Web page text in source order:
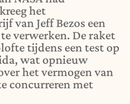
het
van Jeff Bezos een
verwerken. De raket
tijdens een test op
wat opnieuw
het vermogen van
concurreren met